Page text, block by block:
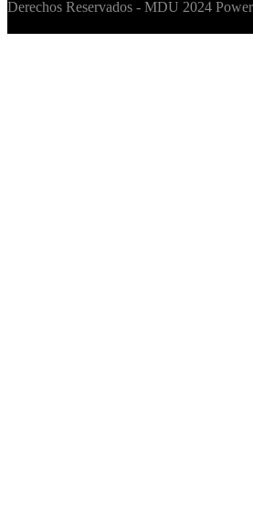
Derechos Reservados - MDU 2024